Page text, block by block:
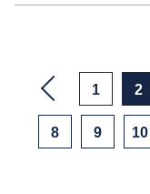
1 2
8 9 10